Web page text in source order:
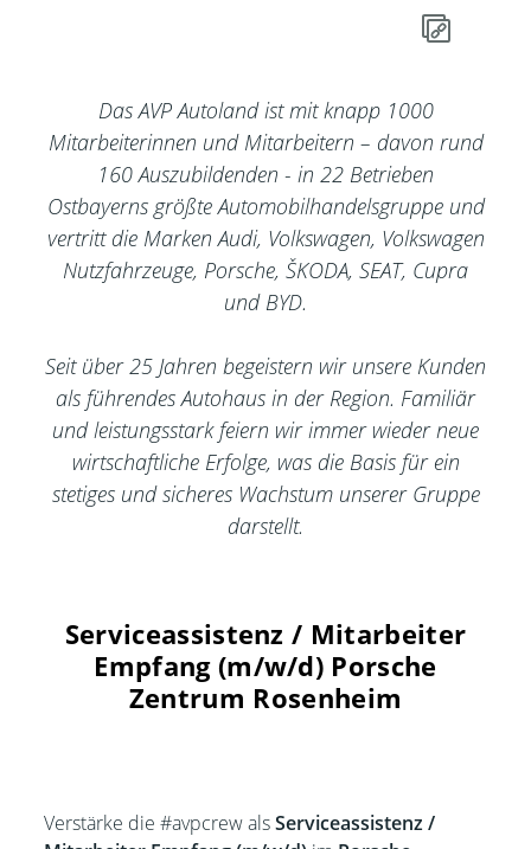
Das AVP Autoland ist mit knapp 1000
Mitarbeiterinnen und Mitarbeitern – davon rund
160 Auszubildenden - in 22 Betrieben
Ostbayerns größte Automobilhandelsgruppe und
vertritt die Marken Audi, Volkswagen, Volkswagen
Nutzfahrzeuge, Porsche, ŠKODA, SEAT, Cupra
und BYD.
Seit über 25 Jahren begeistern wir unsere Kunden
als führendes Autohaus in der Region. Familiär
und leistungsstark feiern wir immer wieder neue
wirtschaftliche Erfolge, was die Basis für ein
stetiges und sicheres Wachstum unserer Gruppe
darstellt.
Serviceassistenz / Mitarbeiter
Empfang (m/w/d) Porsche
Zentrum Rosenheim
Verstärke die #avpcrew alsServiceassistenz /